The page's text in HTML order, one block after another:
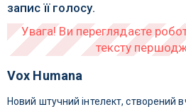
запис її голосу.
Vox Humana
Новий штучний інтелект, створений